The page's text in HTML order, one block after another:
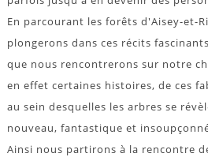
En parcourant les forêts d'Aisey-et-
plongerons dans ces récits
que nous rencontrerons sur notre
en effet certaines histoires, de ces
au sein desquelles les arbres se
nouveau, fantastique et
Ainsi nous partirons à la rencontre